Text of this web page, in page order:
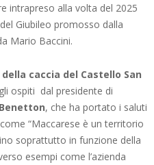
intrapreso alla volta del 2025
Giubileo promosso dalla
Mario Baccini.
caccia del Castello San
ospiti dal presidente di
, che ha portato i saluti
“Maccarese è un territorio
soprattutto in funzione della
esempi come l’azienda